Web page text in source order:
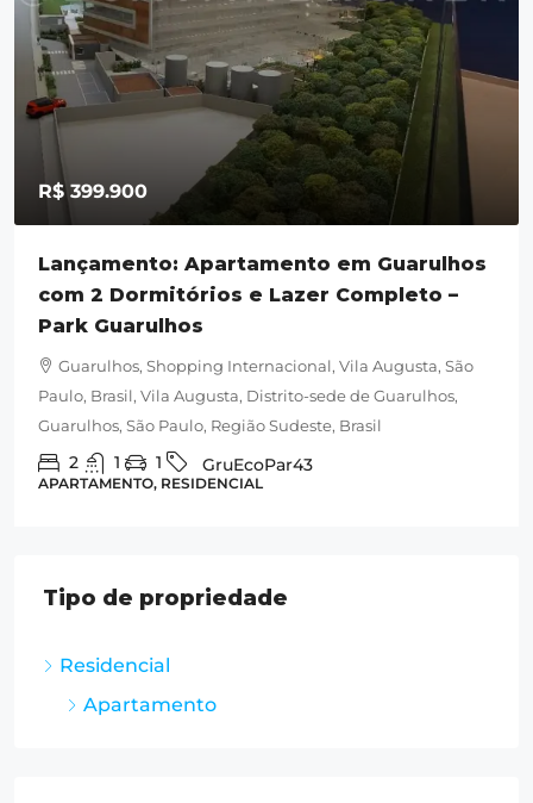
R$ 399.900
Lançamento: Apartamento em Guarulhos
com 2 Dormitórios e Lazer Completo –
Park Guarulhos
Guarulhos, Shopping Internacional, Vila Augusta, São
Paulo, Brasil, Vila Augusta, Distrito-sede de Guarulhos,
Guarulhos, São Paulo, Região Sudeste, Brasil
2 1 1 GruEcoPar43
APARTAMENTO, RESIDENCIAL
Tipo de propriedade
Residencial
Apartamento